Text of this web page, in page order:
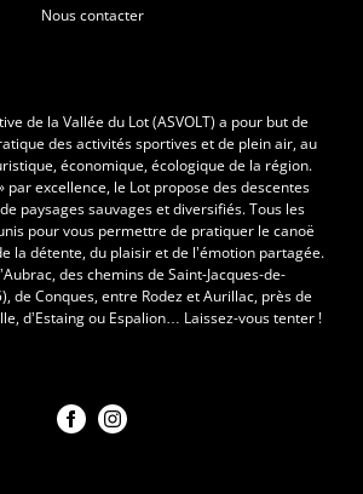
Nous contacter
de la Vallée du Lot (ASVOLT) a pour but de
des activités sportives et de plein air, au
économique, écologique de la région.
par excellence, le Lot propose des descentes
paysages sauvages et diversifiés. Tous les
pour vous permettre de pratiquer le canoë
la détente, du plaisir et de l’émotion partagée.
des chemins de Saint-Jacques-de-
de Conques, entre Rodez et Aurillac, près de
d’Estaing ou Espalion… Laissez-vous tenter !